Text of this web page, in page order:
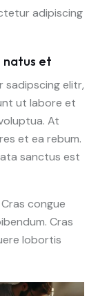
adipiscing
natus et
sadipscing elitr,
ut labore et
At
et ea rebum.
sanctus est
congue
Cras
lobortis